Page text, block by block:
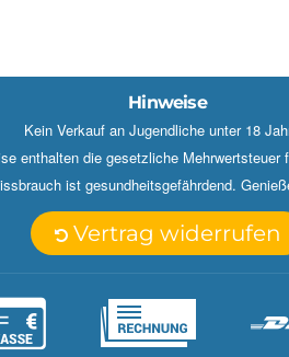
Hinweise
Kein Verkauf an Jugendliche unter 18
enthalten die gesetzliche Mehrwertsteuer
ist gesundheitsgefährdend.
Vertrag widerrufen